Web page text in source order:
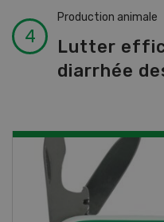
Production animale
Lutter
diarrhée